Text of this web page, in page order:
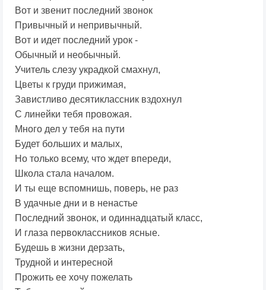
Вот и звенит последний звонок
Привычный и непривычный.
Вот и идет последний урок -
Обычный и необычный.
Учитель слезу украдкой смахнул,
Цветы к груди прижимая,
Завистливо десятиклассник вздохнул
С линейки тебя провожая.
Много дел у тебя на пути
Будет больших и малых,
Но только всему, что ждет впереди,
Школа стала началом.
И ты еще вспомнишь, поверь, не раз
В удачные дни и в ненастье
Последний звонок, и одиннадцатый класс,
И глаза первоклассников ясные.
Будешь в жизни дерзать,
Трудной и интересной
Прожить ее хочу пожелать